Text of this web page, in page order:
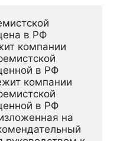
в РФ
компании
в РФ
компании
в РФ
на